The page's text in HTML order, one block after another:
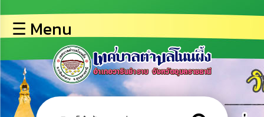
หลัก
ข้อมูล
พื้น
ฐาน
☰ Menu